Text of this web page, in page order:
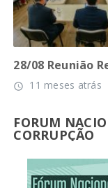
28/08 Reunião
access_time 11 meses atrás
FORUM
CORRUPÇÃO